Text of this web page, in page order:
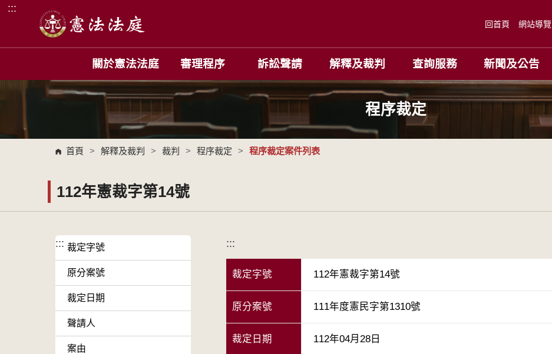
跳到主要內容區塊
:::
回首頁 網站導覽
關於憲法法庭 審理程序 訴訟聲請 解釋及裁判 查詢服務 新聞及公告
程序裁定
首頁 > 解釋及裁判 > 裁判 > 程序裁定 > 程序裁定案件列表
112年憲裁字第14號
::: 裁定字號
原分案號
裁定日期
聲請人
案由
:::
裁定字號 112年憲裁字第14號
原分案號 111年度憲民字第1310號
裁定日期 112年04月28日